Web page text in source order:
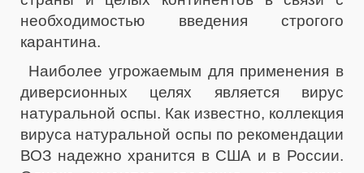
необходимостью введения строгого
карантина.
Наиболее угрожаемым для применения в
диверсионных целях является вирус
натуральной оспы. Как известно, коллекция
вируса натуральной оспы по рекомендации
ВОЗ надежно хранится в США и в России.